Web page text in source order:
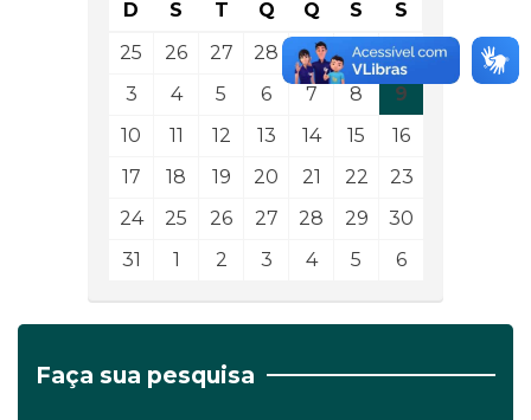
D S T Q Q S
S
25
26 27 28 29 1
2
3
4 5 6 7 8
9
10
11 12 13 14 15
16
17
18 19 20 21 22
23
24
25 26 27 28 29
30
31
1 2 3 4 5 6
Faça sua pesquisa